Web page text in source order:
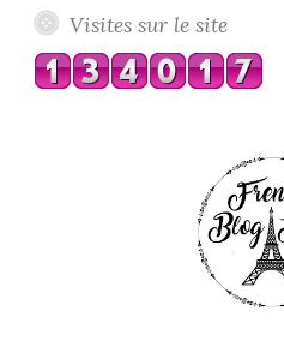
Visites sur le site